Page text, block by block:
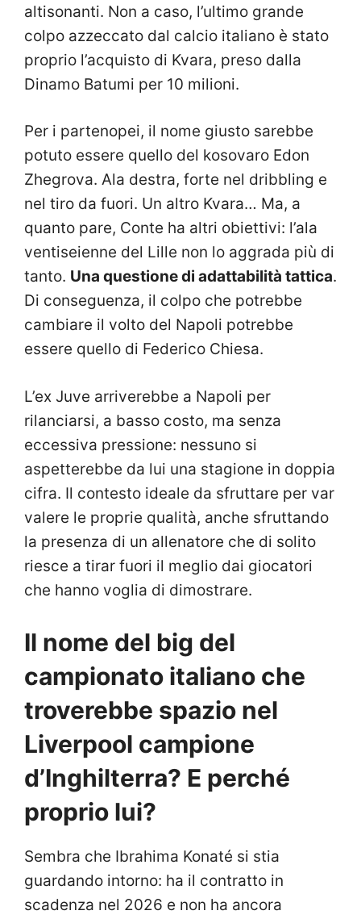
altisonanti. Non a caso, l’ultimo grande
colpo azzeccato dal calcio italiano è stato
proprio l’acquisto di Kvara, preso dalla
Dinamo Batumi per 10 milioni.
Per i partenopei, il nome giusto sarebbe
potuto essere quello del kosovaro Edon
Zhegrova. Ala destra, forte nel dribbling e
nel tiro da fuori. Un altro Kvara… Ma, a
quanto pare, Conte ha altri obiettivi: l’ala
ventiseienne del Lille non lo aggrada più di
tanto. Una questione di adattabilità tattica.
Di conseguenza, il colpo che potrebbe
cambiare il volto del Napoli potrebbe
essere quello di Federico Chiesa.
L’ex Juve arriverebbe a Napoli per
rilanciarsi, a basso costo, ma senza
eccessiva pressione: nessuno si
aspetterebbe da lui una stagione in doppia
cifra. Il contesto ideale da sfruttare per var
valere le proprie qualità, anche sfruttando
la presenza di un allenatore che di solito
riesce a tirar fuori il meglio dai giocatori
che hanno voglia di dimostrare.
Il nome del big del
campionato italiano che
troverebbe spazio nel
Liverpool campione
d’Inghilterra? E perché
proprio lui?
Sembra che Ibrahima Konaté si stia
guardando intorno: ha il contratto in
scadenza nel 2026 e non ha ancora